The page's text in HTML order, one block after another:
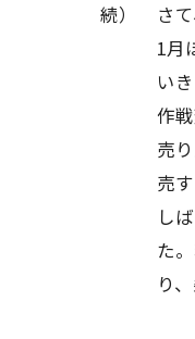
続） さて
1月ほ
いきな
作戦変
売り主
売する
しばら
た。若
り、条